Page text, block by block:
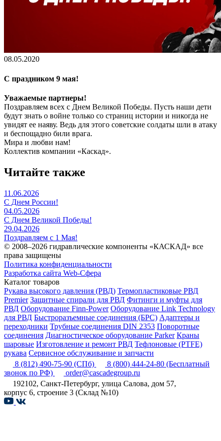
08.05.2020
С праздником 9 мая!
Уважаемые партнеры!
Поздравляем всех с Днем Великой Победы. Пусть наши дети
будут знать о войне только со страниц истории и никогда не
увидят ее наяву. Ведь для этого советские солдаты шли в атаку
и беспощадно били врага.
Мира и любви нам!
Коллектив компании «Каскад».
Читайте также
11.06.2026
С Днем России!
04.05.2026
С Днем Великой Победы!
29.04.2026
Поздравляем с 1 Мая!
© 2008–2026 гидравлические компоненты «КАСКАД» все
права защищены
Политика конфиденциальности
Разработка сайта Web-Сфера
Каталог товаров
Рукава высокого давления (РВД) Термопластиковые РВД
Premier Защитные спирали для РВД Фитинги и муфты для
РВД Оборудование Finn-Power Оборудование Link Technology
для РВД Быстроразъемные соединения (БРС) Адаптеры и
переходники Трубные соединения DIN 2353 Поворотные
соединения Диагностическое оборудование Parker Краны
шаровые Изготовление и ремонт РВД Тефлоновые (PTFE)
рукава Сервисное обслуживание и запчасти
8 (812) 490-75-90 (СПб) 8 (800) 444-24-80 (Бесплатный
звонок по РФ)
order@cascadegroup.ru
192102, Санкт-Петербург, улица Салова, дом 57,
корпус 6, строение 3 (Склад №10)